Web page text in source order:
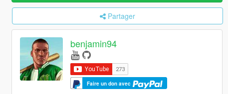
Partager
benjamin94
Faire un don avec